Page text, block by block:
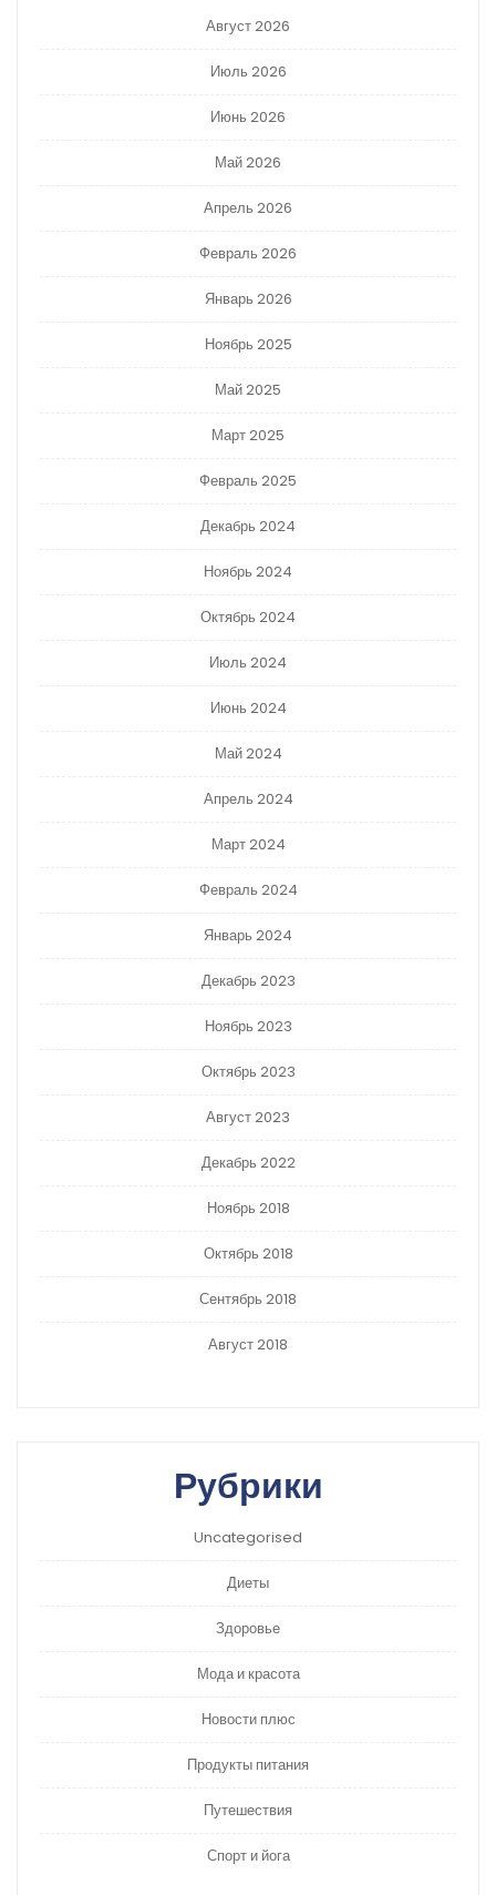
Август 2026
Июль 2026
Июнь 2026
Май 2026
Апрель 2026
Февраль 2026
Январь 2026
Ноябрь 2025
Май 2025
Март 2025
Февраль 2025
Декабрь 2024
Ноябрь 2024
Октябрь 2024
Июль 2024
Июнь 2024
Май 2024
Апрель 2024
Март 2024
Февраль 2024
Январь 2024
Декабрь 2023
Ноябрь 2023
Октябрь 2023
Август 2023
Декабрь 2022
Ноябрь 2018
Октябрь 2018
Сентябрь 2018
Август 2018
Рубрики
Uncategorised
Диеты
Здоровье
Мода и красота
Новости плюс
Продукты питания
Путешествия
Спорт и йога